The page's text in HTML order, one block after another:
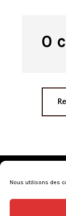
Nous utilisons des
0
Conditions
L’abus